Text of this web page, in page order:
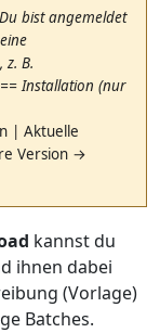
bist angemeldet
z. B.
Installation (nur
| Aktuelle
Version →
kannst du
ihnen dabei
(Vorlage)
Batches.